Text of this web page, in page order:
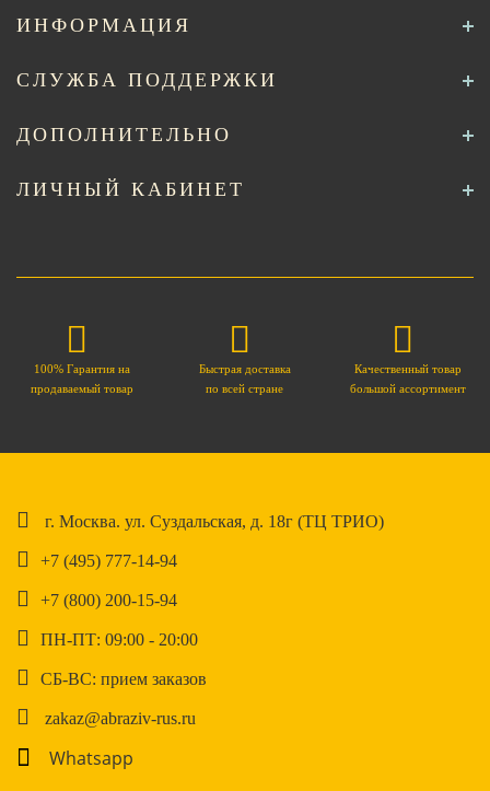
ИНФОРМАЦИЯ
СЛУЖБА ПОДДЕРЖКИ
ДОПОЛНИТЕЛЬНО
ЛИЧНЫЙ КАБИНЕТ
100% Гарантия на
продаваемый товар
Быстрая доставка
по всей стране
Качественный товар
большой ассортимент
г. Москва. ул. Суздальская, д. 18г (ТЦ ТРИО)
+7 (495) 777-14-94
+7 (800) 200-15-94
ПН-ПТ: 09:00 - 20:00
СБ-ВС: прием заказов
zakaz@abraziv-rus.ru
Whatsapp